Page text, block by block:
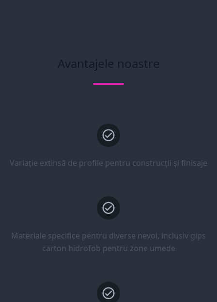
Avantajele noastre
Variație extinsă de profile pentru construcții și finisaje
Materiale specifice pentru diverse nevoi, inclusiv gips
carton hidrofob pentru zone umede